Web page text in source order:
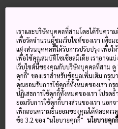
คำสำคัญ แผนที่
เดินเล่น วิ่งเหยาะ
รอบสวนกว้างใหญ่
ธรรมชาติให้ชมตล
เราและบริษัทบุคคลที่สามโดยได้รับควา
เพื่อวัดจำนวนผู้ชมเว็บไซต์ของเรา เพื่อ
แต่งส่วนบุคคลที่ได้รับการปรับปรุง เพื่อใ
เพื่อใช้คุณสมบัติโซเชียลมีเดีย เราอาจแ
เว็บไซต์นี้ของคุณกับบริษัทบุคคลที่สาม ดู
คุกกี้" ของเราสำหรับข้อมูลเพิ่มเติม กรุ
คุณยอมรับการใช้คุกกี้ทั้งหมดของเรา ก
ปฏิเสธการใช้คุกกี้ทั้งหมดของเรา โปรด
ยอมรับการใช้คุกกี้บางส่วนของเรา นอก
เพิกถอนความยินยอมของคุณได้ตลอดเว
ข้อ 3.2 ของ "นโยบายคุกกี้" นโยบายคุกกี้